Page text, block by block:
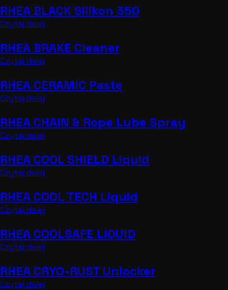
RHEA BLACK Silikon 350
Czytaj dalej
RHEA BRAKE Cleaner
Czytaj dalej
RHEA CERAMIC Paste
Czytaj dalej
RHEA CHAIN & Rope Lube Spray
Czytaj dalej
RHEA COOL SHIELD Liquid
Czytaj dalej
RHEA COOL TECH Liquid
Czytaj dalej
RHEA COOLSAFE LIQUID
Czytaj dalej
RHEA CRYO-RUST Unlocker
Czytaj dalej